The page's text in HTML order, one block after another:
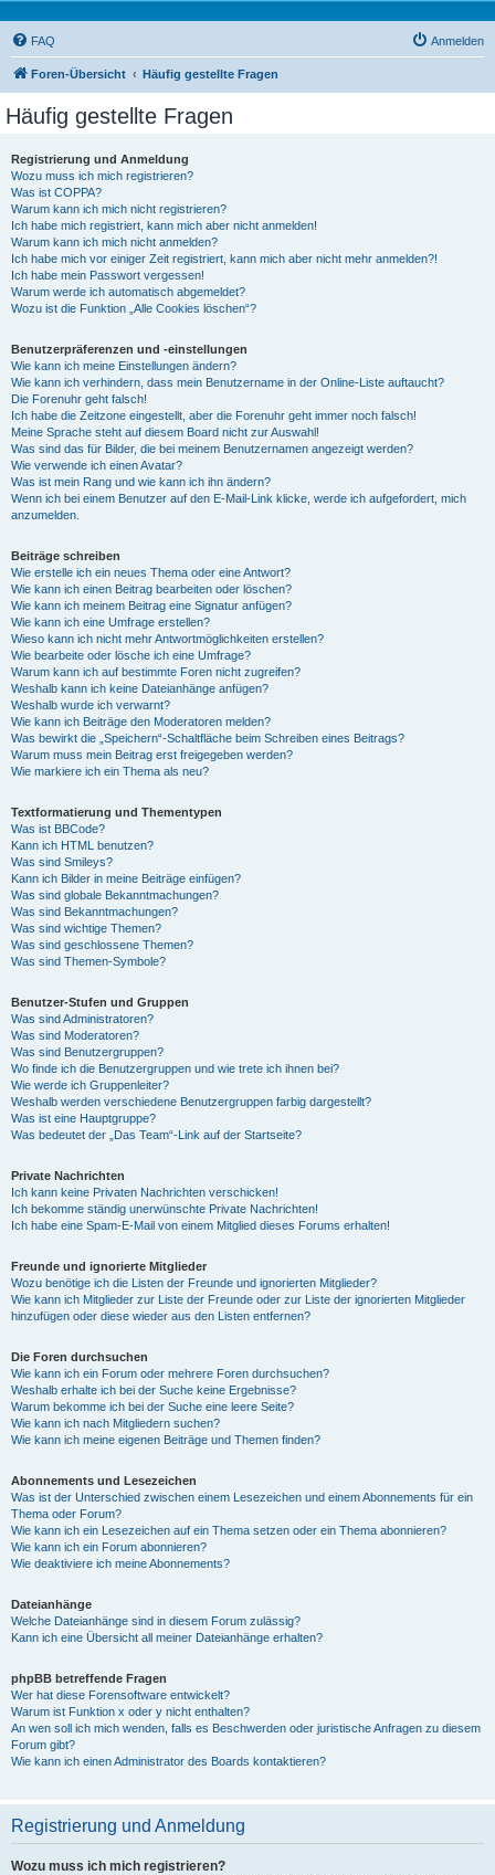
FAQ Anmelden
Foren-Übersicht Häufig gestellte Fragen
Häufig gestellte Fragen
Registrierung und Anmeldung
Wozu muss ich mich registrieren?
Was ist COPPA?
Warum kann ich mich nicht registrieren?
Ich habe mich registriert, kann mich aber nicht anmelden!
Warum kann ich mich nicht anmelden?
Ich habe mich vor einiger Zeit registriert, kann mich aber nicht mehr anmelden?!
Ich habe mein Passwort vergessen!
Warum werde ich automatisch abgemeldet?
Wozu ist die Funktion „Alle Cookies löschen“?
Benutzerpräferenzen und -einstellungen
Wie kann ich meine Einstellungen ändern?
Wie kann ich verhindern, dass mein Benutzername in der Online-Liste auftaucht?
Die Forenuhr geht falsch!
Ich habe die Zeitzone eingestellt, aber die Forenuhr geht immer noch falsch!
Meine Sprache steht auf diesem Board nicht zur Auswahl!
Was sind das für Bilder, die bei meinem Benutzernamen angezeigt werden?
Wie verwende ich einen Avatar?
Was ist mein Rang und wie kann ich ihn ändern?
Wenn ich bei einem Benutzer auf den E-Mail-Link klicke, werde ich aufgefordert, mich
anzumelden.
Beiträge schreiben
Wie erstelle ich ein neues Thema oder eine Antwort?
Wie kann ich einen Beitrag bearbeiten oder löschen?
Wie kann ich meinem Beitrag eine Signatur anfügen?
Wie kann ich eine Umfrage erstellen?
Wieso kann ich nicht mehr Antwortmöglichkeiten erstellen?
Wie bearbeite oder lösche ich eine Umfrage?
Warum kann ich auf bestimmte Foren nicht zugreifen?
Weshalb kann ich keine Dateianhänge anfügen?
Weshalb wurde ich verwarnt?
Wie kann ich Beiträge den Moderatoren melden?
Was bewirkt die „Speichern“-Schaltfläche beim Schreiben eines Beitrags?
Warum muss mein Beitrag erst freigegeben werden?
Wie markiere ich ein Thema als neu?
Textformatierung und Thementypen
Was ist BBCode?
Kann ich HTML benutzen?
Was sind Smileys?
Kann ich Bilder in meine Beiträge einfügen?
Was sind globale Bekanntmachungen?
Was sind Bekanntmachungen?
Was sind wichtige Themen?
Was sind geschlossene Themen?
Was sind Themen-Symbole?
Benutzer-Stufen und Gruppen
Was sind Administratoren?
Was sind Moderatoren?
Was sind Benutzergruppen?
Wo finde ich die Benutzergruppen und wie trete ich ihnen bei?
Wie werde ich Gruppenleiter?
Weshalb werden verschiedene Benutzergruppen farbig dargestellt?
Was ist eine Hauptgruppe?
Was bedeutet der „Das Team“-Link auf der Startseite?
Private Nachrichten
Ich kann keine Privaten Nachrichten verschicken!
Ich bekomme ständig unerwünschte Private Nachrichten!
Ich habe eine Spam-E-Mail von einem Mitglied dieses Forums erhalten!
Freunde und ignorierte Mitglieder
Wozu benötige ich die Listen der Freunde und ignorierten Mitglieder?
Wie kann ich Mitglieder zur Liste der Freunde oder zur Liste der ignorierten Mitglieder
hinzufügen oder diese wieder aus den Listen entfernen?
Die Foren durchsuchen
Wie kann ich ein Forum oder mehrere Foren durchsuchen?
Weshalb erhalte ich bei der Suche keine Ergebnisse?
Warum bekomme ich bei der Suche eine leere Seite?
Wie kann ich nach Mitgliedern suchen?
Wie kann ich meine eigenen Beiträge und Themen finden?
Abonnements und Lesezeichen
Was ist der Unterschied zwischen einem Lesezeichen und einem Abonnements für ein
Thema oder Forum?
Wie kann ich ein Lesezeichen auf ein Thema setzen oder ein Thema abonnieren?
Wie kann ich ein Forum abonnieren?
Wie deaktiviere ich meine Abonnements?
Dateianhänge
Welche Dateianhänge sind in diesem Forum zulässig?
Kann ich eine Übersicht all meiner Dateianhänge erhalten?
phpBB betreffende Fragen
Wer hat diese Forensoftware entwickelt?
Warum ist Funktion x oder y nicht enthalten?
An wen soll ich mich wenden, falls es Beschwerden oder juristische Anfragen zu diesem
Forum gibt?
Wie kann ich einen Administrator des Boards kontaktieren?
Registrierung und Anmeldung
Wozu muss ich mich registrieren?